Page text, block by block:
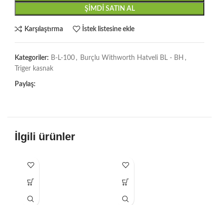
ŞIMDI SATIN AL
Karşılaştırma İstek listesine ekle
Kategoriler: B-L-100 , Burçlu Withworth Hatveli BL - BH ,
Triger kasnak
Paylaş:
İlgili ürünler